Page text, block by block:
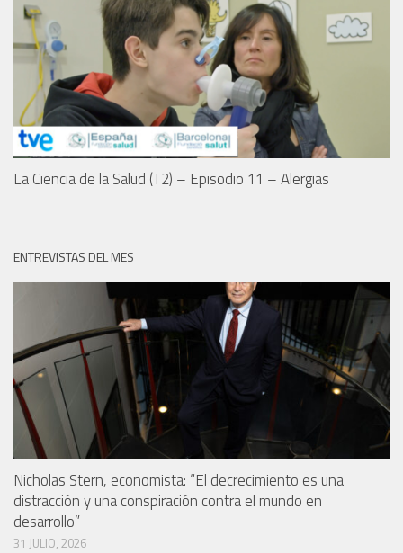
La Ciencia de la Salud (T2) – Episodio 11 – Alergias
ENTREVISTAS DEL MES
Nicholas Stern, economista: “El decrecimiento es una
distracción y una conspiración contra el mundo en
desarrollo”
31 JULIO, 2026